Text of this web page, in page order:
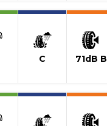
C 71dB B